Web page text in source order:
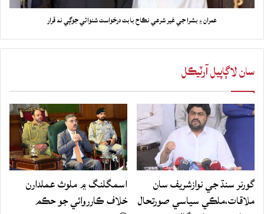
عمران ۽ بشرا جي غير شرعي نڪاح بابت درخواست شنوائي جوڳي نه قرار
سان لاڳاپيل آرٽيڪل
گورنر سنڌ جي نوازشريف سان
ملاقات،ملڪي سياسي صورتحال
اسمگلنگ ۾ ملوث عملدارن
خلاف ڪارروائي جو حڪم